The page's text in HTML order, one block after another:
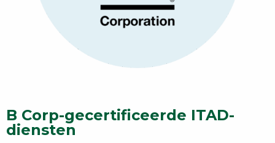
B Corp-gecertificeerde ITAD-
diensten